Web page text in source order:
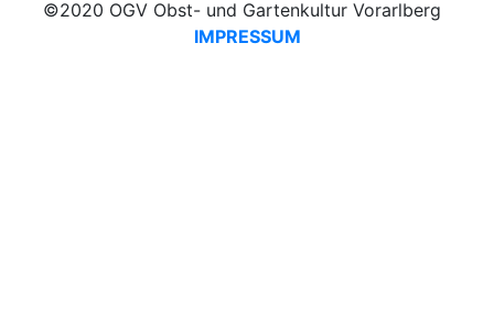
©2020 OGV Obst- und Gartenkultur Vorarlberg
IMPRESSUM